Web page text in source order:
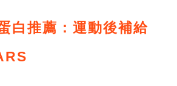
白推薦：運動後補給